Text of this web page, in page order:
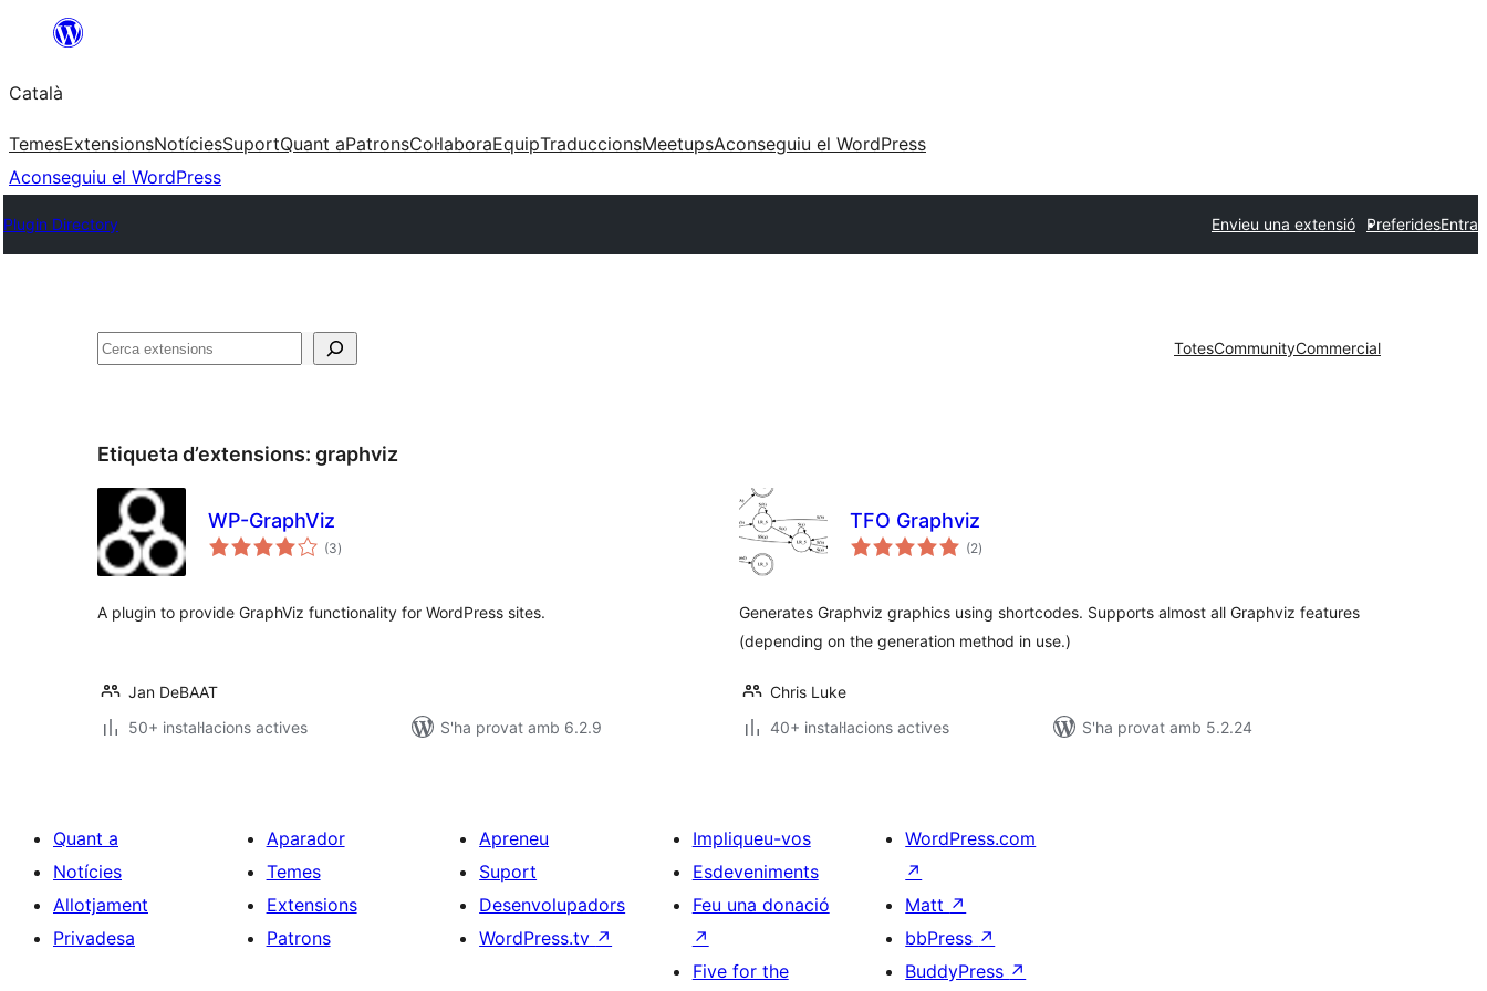
contingut
Català
TemesExtensionsNotíciesSuportQuant aPatronsCol·laboraEquipTraduccionsMeetupsAconseguiu el WordPress
Aconseguiu el WordPress
Plugin Directory Envieu una extensió PreferidesEntra
Cerca TotesCommunityCommercial
Etiqueta d’extensions: graphviz
WP-GraphViz
(3puntuacions
totals
)
A plugin to provide GraphViz functionality for WordPress sites.
Jan DeBAAT
50+ instal·lacions actives
S'ha provat amb 6.2.9
TFO Graphviz
(2puntuacions
totals
)
Generates Graphviz graphics using shortcodes. Supports almost all Graphviz features
(depending on the generation method in use.)
Chris Luke
40+ instal·lacions actives
S'ha provat amb 5.2.24
Quant a
Notícies
Allotjament
Privadesa
Aparador
Temes
Extensions
Patrons
Apreneu
Suport
Desenvolupadors
WordPress.tv ↗
Impliqueu-vos
Esdeveniments
Feu una donació
↗
Five for the
WordPress.com
↗
Matt ↗
bbPress ↗
BuddyPress ↗